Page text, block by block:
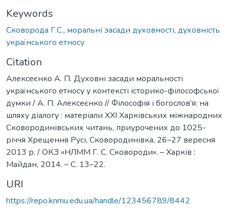
Keywords
Сковорода Г.С., моральні засади духовності, духовність
українського етносу
Citation
Алексеєнко А. П. Духовні засади моральності
українського етносу у контексті історико-філософської
думки / А. П. Алексеєнко // Філософія і богослов’я: на
шляху діалогу : матеріали ХХІ Харківських міжнародних
Сковородинівських читань, приурочених до 1025-
річчя Хрещення Русі, Сковородинівка, 26–27 вересня
2013 р. / ОКЗ «НЛММ Г. С. Сковороди». – Харків :
Майдан, 2014. – С. 13–22.
URI
https://repo.knmu.edu.ua/handle/123456789/8442